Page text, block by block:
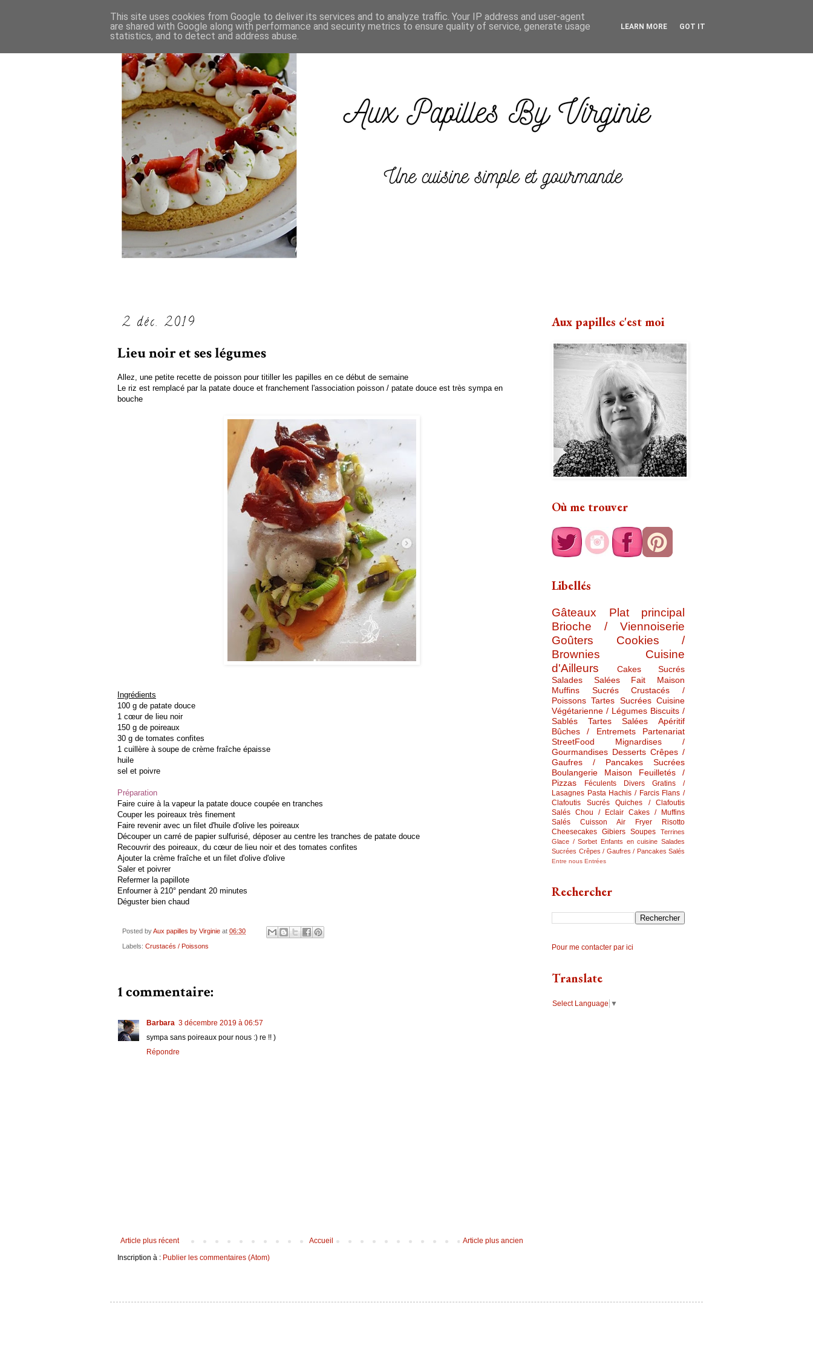
2 déc. 2019
Lieu noir et ses légumes
Allez, une petite recette de poisson pour titiller les papilles en ce début de semaine
Le riz est remplacé par la patate douce et franchement l'association poisson / patate douce est très sympa en
bouche
Ingrédients
100 g de patate douce
1 cœur de lieu noir
150 g de poireaux
30 g de tomates confites
1 cuillère à soupe de crème fraîche épaisse
huile
sel et poivre
Préparation
Faire cuire à la vapeur la patate douce coupée en tranches
Couper les poireaux très finement
Faire revenir avec un filet d'huile d'olive les poireaux
Découper un carré de papier sulfurisé, déposer au centre les tranches de patate douce
Recouvrir des poireaux, du cœur de lieu noir et des tomates confites
Ajouter la crème fraîche et un filet d'olive d'olive
Saler et poivrer
Refermer la papillote
Enfourner à 210° pendant 20 minutes
Déguster bien chaud
Posted byAux papilles by Virginie at 06:30
Labels: Crustacés / Poissons
1 commentaire:
Barbara 3 décembre 2019 à 06:57
sympa sans poireaux pour nous :) re !! )
Répondre
Article plus récent Article plus ancien
Accueil
Inscription à : Publier les commentaires (Atom)
Aux papilles c'est moi
Où me trouver
Libellés
Gâteaux
Plat principal
Brioche / Viennoiserie
Goûters
Cookies /
Brownies
Cuisine
d'Ailleurs
Cakes Sucrés
Salades Salées
Fait Maison
Muffins Sucrés
Crustacés /
Poissons Tartes Sucrées Cuisine
Végétarienne / Légumes Biscuits /
Sablés
Tartes Salées
Apéritif
Bûches / Entremets
Partenariat
StreetFood
Mignardises /
Gourmandises Desserts Crêpes /
Gaufres / Pancakes Sucrées
Boulangerie Maison
Feuilletés /
Pizzas
Féculents Divers
Gratins /
Lasagnes Pasta Hachis / Farcis Flans /
Clafoutis Sucrés
Quiches / Clafoutis
Salés Chou / Eclair Cakes / Muffins
Salés
Cuisson Air Fryer
Risotto
Cheesecakes Gibiers Soupes
Terrines
Glace / Sorbet Enfants en cuisine Salades
Sucrées Crêpes / Gaufres / Pancakes Salés
Entre nous Entrées
Rechercher
Pour me contacter par ici
Translate
Select Language ▼
This site uses cookies from Google to deliver its services and to analyze traffic. Your IP address and user-agent
are shared with Google along with performance and security metrics to ensure quality of service, generate usage
statistics, and to detect and address abuse.
LEARN MORE GOT IT